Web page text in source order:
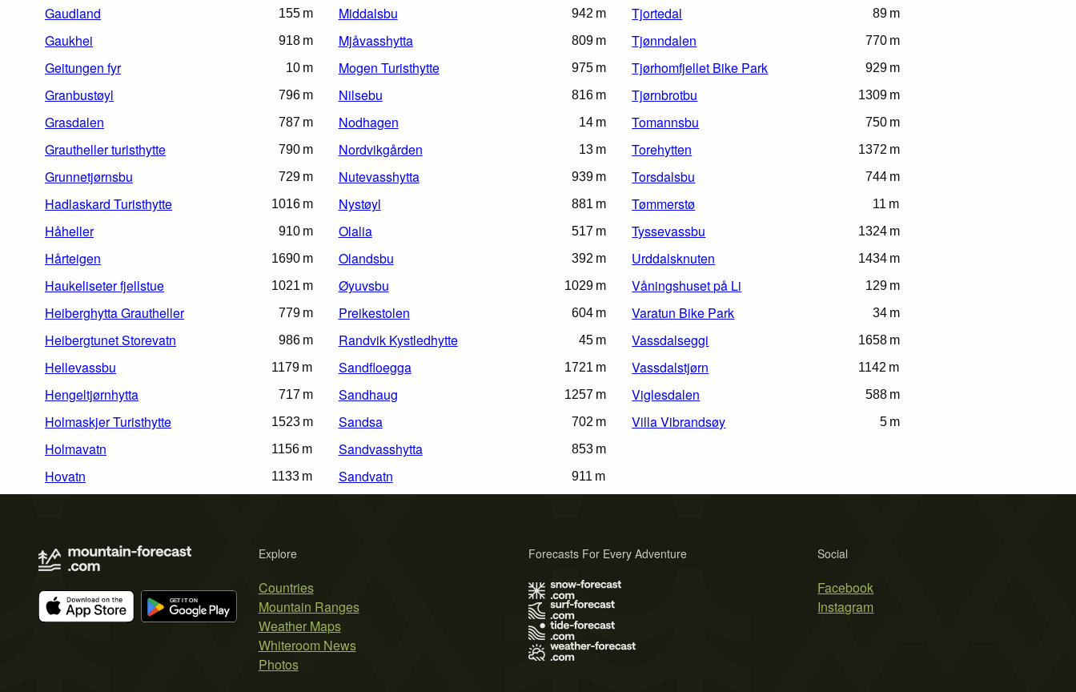
Gaudland 155 m
Gaukhei 918 m
Geitungen fyr 10 m
Granbustøyl 796 m
Grasdalen 787 m
Grautheller turisthytte 790 m
Grunnetjørnsbu 729 m
Hadlaskard Turisthytte 1016 m
Håheller 910 m
Hårteigen 1690 m
Haukeliseter fjellstue 1021 m
Heiberghytta Grautheller 779 m
Heibergtunet Storevatn 986 m
Hellevassbu 1179 m
Hengeltjørnhytta 717 m
Holmaskjer Turisthytte 1523 m
Holmavatn 1156 m
Hovatn 1133 m
Middalsbu 942 m
Mjåvasshytta 809 m
Mogen Turisthytte 975 m
Nilsebu 816 m
Nodhagen 14 m
Nordvikgården 13 m
Nutevasshytta 939 m
Nystøyl 881 m
Olalia 517 m
Olandsbu 392 m
Øyuvsbu 1029 m
Preikestolen 604 m
Randvik Kystledhytte 45 m
Sandfloegga 1721 m
Sandhaug 1257 m
Sandsa 702 m
Sandvasshytta 853 m
Sandvatn 911 m
Tjortedal 89 m
Tjønndalen 770 m
Tjørhomfjellet Bike Park 929 m
Tjørnbrotbu 1309 m
Tomannsbu 750 m
Torehytten 1372 m
Torsdalsbu 744 m
Tømmerstø 11 m
Tyssevassbu 1324 m
Urddalsknuten 1434 m
Våningshuset på Li 129 m
Varatun Bike Park 34 m
Vassdalseggi 1658 m
Vassdalstjørn 1142 m
Viglesdalen 588 m
Villa Vibrandsøy 5 m
Explore
Countries
Mountain Ranges
Weather Maps
Whiteroom News
Photos
Social
Facebook
Instagram
Forecasts For Every Adventure